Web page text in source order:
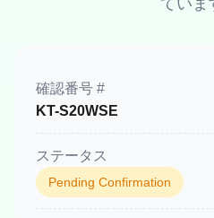
ていま
確認番号 #
KT-S20WSE
ステータス
Pending Confirmation